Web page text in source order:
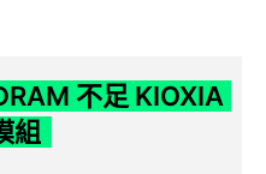
不足 KIOXIA
組